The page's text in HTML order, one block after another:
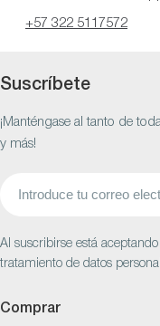
+57 322 5117572
Suscríbete
¡Manténgase al tanto de
y más!
Al suscribirse está
tratamiento de datos
Comprar